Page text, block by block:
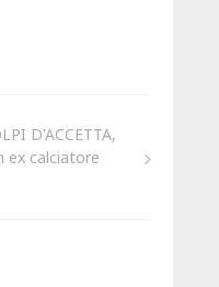
D'ACCETTA,
ex calciatore